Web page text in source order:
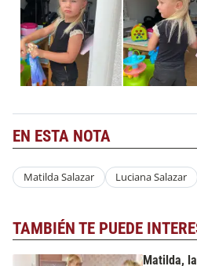
EN ESTA NOTA
Matilda Salazar Luciana Salazar
TAMBIÉN TE PUEDE
Matilda,